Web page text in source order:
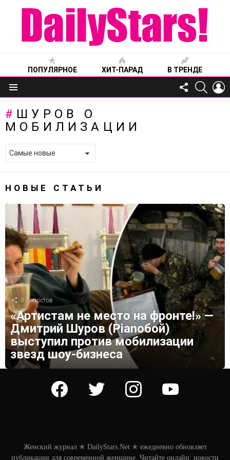
ПОПУЛЯРНОЕ ХИТ-ПАРАД В ТРЕНДЕ
Меню
FOLLOW
US
ШУРОВ О
МОБИЛИЗАЦИИ
НОВЫЕ СТАТЬИ
0 Репостов
«Артистам не место на фронте!» —
Дмитрий Шуров (Pianoбой)
выступил против мобилизации
звезд шоу-бизнеса
facebook twitter instagram youtube
Женский журнал ✭ DailyStars.Net ✭ ежедневно обновляет
публикации для современной женщине. Читайте онлайн: новости